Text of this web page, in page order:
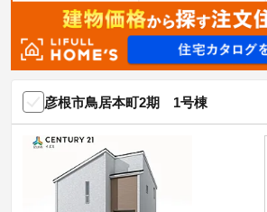
彦根市鳥居本町2期 1号棟